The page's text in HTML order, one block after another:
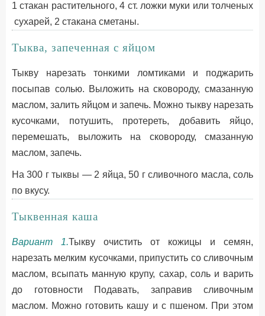
1 стакан растительного, 4 ст. ложки муки или толченых
сухарей, 2 стакана сметаны.
Тыква, запеченная с яйцом
Тыкву нарезать тонкими ломтиками и поджарить
посыпав солью. Выложить на сковороду, смазанную
маслом, залить яйцом и запечь. Можно тыкву нарезать
кусочками, потушить, протереть, добавить яйцо,
перемешать, выложить на сковороду, смазанную
маслом, запечь.
На 300 г тыквы — 2 яйца, 50 г сливочного масла, соль
по вкусу.
Тыквенная каша
Вариант 1.Тыкву очистить от кожицы и семян,
нарезать мелким кусочками, припустить со сливочным
маслом, всыпать манную крупу, сахар, соль и варить
до готовности Подавать, заправив сливочным
маслом. Можно готовить кашу и с пшеном. При этом